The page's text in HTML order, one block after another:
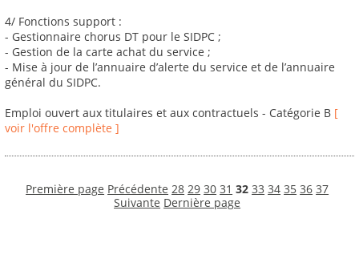
4/ Fonctions support :
- Gestionnaire chorus DT pour le SIDPC ;
- Gestion de la carte achat du service ;
- Mise à jour de l’annuaire d’alerte du service et de l’annuaire
général du SIDPC.
Emploi ouvert aux titulaires et aux contractuels - Catégorie B [
voir l'offre complète ]
Première page Précédente 28 29 30 31 32 33 34 35 36 37
Suivante Dernière page